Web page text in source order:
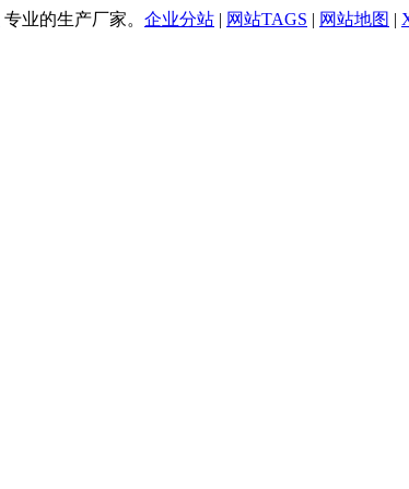
专业的生产厂家。 企业分站 | 网站TAGS | 网站地图 |